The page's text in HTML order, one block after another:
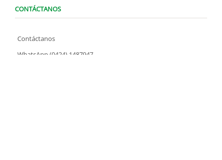
CONTÁCTANOS
Contáctanos
WhatsApp (0424) 1487947